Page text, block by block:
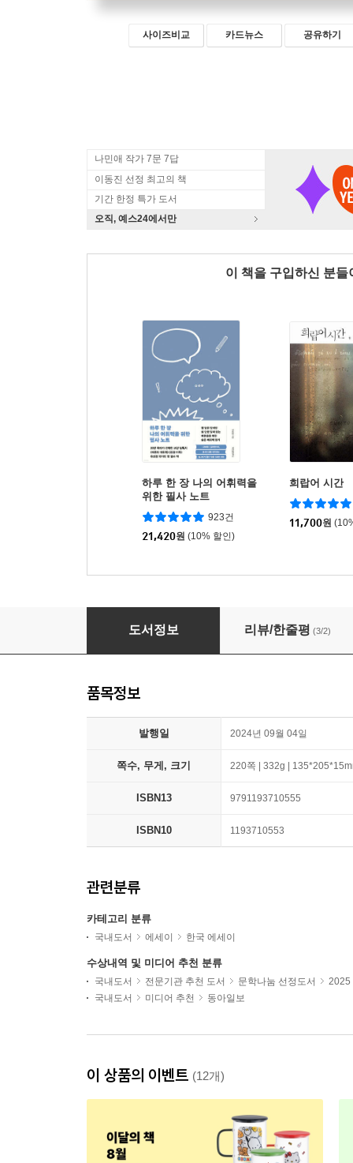
사이즈비교 카드뉴스 공유하기
나민애 작가 7문 7답
이동진 선정 최고의 책
기간 한정 특가 도서
오직, 예스24에서만
이 책을 구입하신 분
하루 한 장 나의 어휘력을
위한 필사 노트
923건
21,420원 (10% 할인)
희랍어 시간
11,700원
가장 사적인 평범
도서정보 리뷰/한줄평 (3/2)
품목정보
발행일 2024년 09월 04일
쪽수, 무게, 크기 220쪽 | 332g |
ISBN13 9791193710555
ISBN10 1193710553
관련분류
카테고리 분류
국내도서 에세이 한국 에세이
수상내역 및 미디어 추천 분류
국내도서 전문기관 추천 도서 문학나눔 선정도서
2025
국내도서
미디어 추천 동아일보
이 상품의 이벤트 (12개)